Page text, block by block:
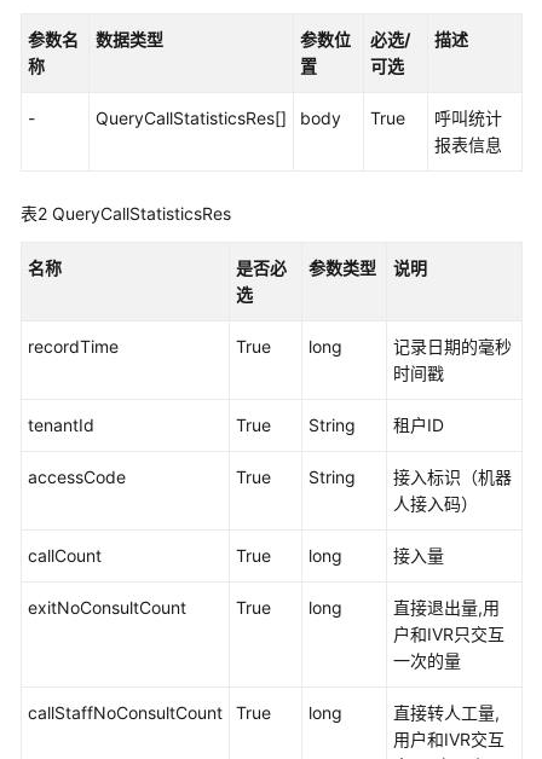
Fabric）
类
类
口
呼
参
参数名
称
数据类型
参数位
置
必选/
可选
描述
- QueryCallStatisticsRes[] body True
呼叫统计
报表信息
表2 QueryCallStatisticsRes
名称
是否必
选
参数类型 说明
recordTime True long
记录日期的毫秒
时间戳
tenantId True String 租户ID
accessCode True String
接入标识（机器
人接入码）
callCount True long 接入量
exitNoConsultCount True long
直接退出量,用
户和IVR只交互
一次的量
callStaffNoConsultCount True long
直接转人工量,
用户和IVR交互